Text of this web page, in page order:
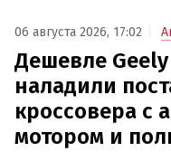
06 августа 2026, 17:02
Дешевле
наладили
кроссовера с
мотором и